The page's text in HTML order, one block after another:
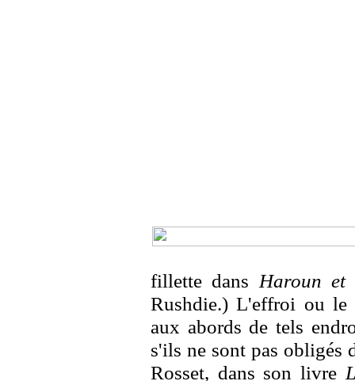
fillette dans Haroun et
Rushdie.) L'effroi ou le
aux abords de tels
s'ils ne sont pas obligés
Rosset, dans son livre